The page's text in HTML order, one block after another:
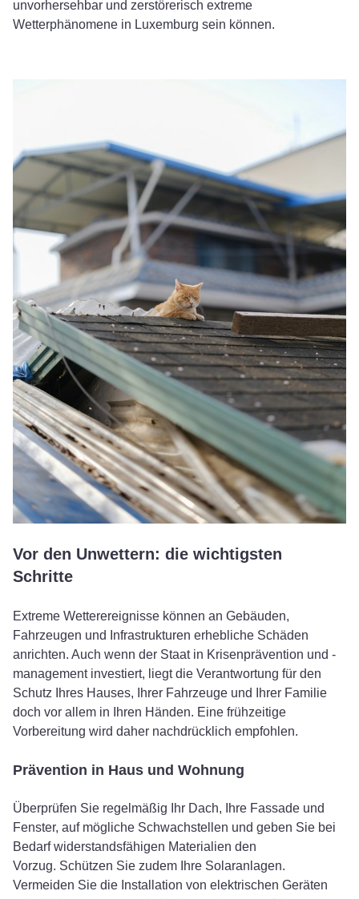
unvorhersehbar und zerstörerisch extreme
Wetterphänomene in Luxemburg sein können.
Vor den Unwettern: die wichtigsten
Schritte
Extreme Wetterereignisse können an Gebäuden,
Fahrzeugen und Infrastrukturen erhebliche Schäden
anrichten. Auch wenn der Staat in Krisenprävention und -
management investiert, liegt die Verantwortung für den
Schutz Ihres Hauses, Ihrer Fahrzeuge und Ihrer Familie
doch vor allem in Ihren Händen. Eine frühzeitige
Vorbereitung wird daher nachdrücklich empfohlen.
Prävention in Haus und Wohnung
Überprüfen Sie regelmäßig Ihr Dach, Ihre Fassade und
Fenster, auf mögliche Schwachstellen und geben Sie bei
Bedarf widerstandsfähigen Materialien den
Vorzug. Schützen Sie zudem Ihre Solaranlagen.
Vermeiden Sie die Installation von elektrischen Geräten